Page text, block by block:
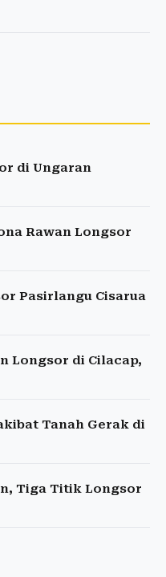
di Ungaran
Rawan Longsor
Pasirlangu Cisarua
Longsor di Cilacap,
Tanah Gerak di
Tiga Titik Longsor